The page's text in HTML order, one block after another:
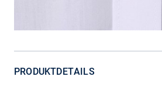
PRODUKTDETAILS